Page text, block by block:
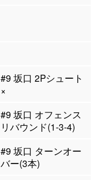
#9 坂口 2Pシュート
×
#9 坂口 オフェンス
リバウンド(1-3-4)
#9 坂口 ターンオー
バー(3本)